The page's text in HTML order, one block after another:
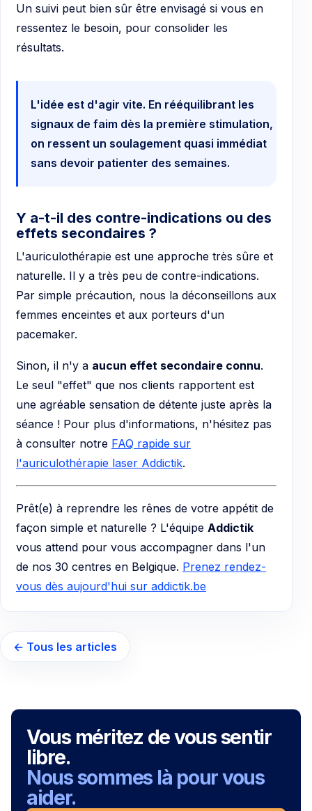
Un suivi peut bien sûr être envisagé si vous en
ressentez le besoin, pour consolider les
résultats.
L'idée est d'agir vite. En rééquilibrant les
signaux de faim dès la première stimulation,
on ressent un soulagement quasi immédiat
sans devoir patienter des semaines.
Y a-t-il des contre-indications ou des
effets secondaires ?
L'auriculothérapie est une approche très sûre et
naturelle. Il y a très peu de contre-indications.
Par simple précaution, nous la déconseillons aux
femmes enceintes et aux porteurs d'un
pacemaker.
Sinon, il n'y a aucun effet secondaire connu.
Le seul "effet" que nos clients rapportent est
une agréable sensation de détente juste après la
séance ! Pour plus d'informations, n'hésitez pas
à consulter notre FAQ rapide sur
l'auriculothérapie laser Addictik.
Prêt(e) à reprendre les rênes de votre appétit de
façon simple et naturelle ? L'équipe Addictik
vous attend pour vous accompagner dans l'un
de nos 30 centres en Belgique. Prenez rendez-
vous dès aujourd'hui sur addictik.be
← Tous les articles
Vous méritez de vous sentir
libre.
Nous sommes là pour vous
aider.